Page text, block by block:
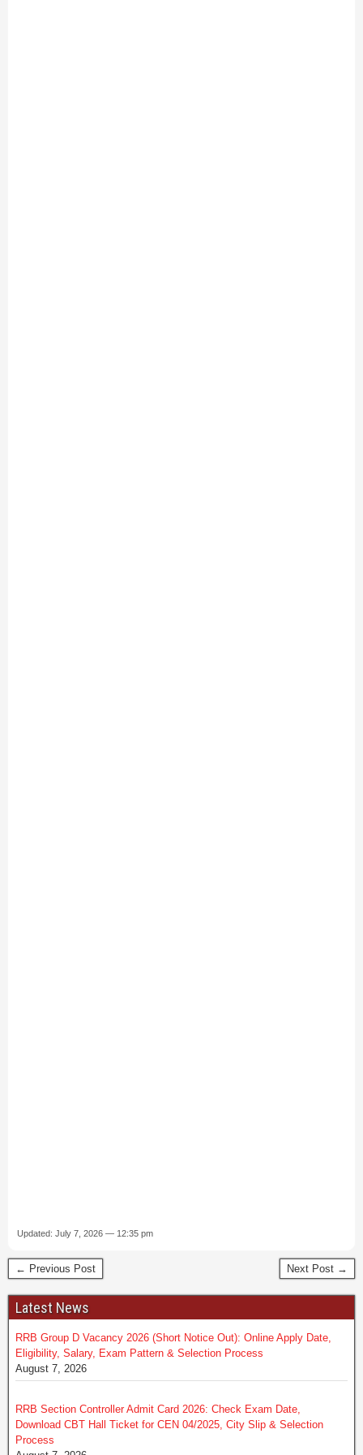
Updated: July 7, 2026 — 12:35 pm
← Previous Post Next Post →
Latest News
RRB Group D Vacancy 2026 (Short Notice Out): Online Apply Date,
Eligibility, Salary, Exam Pattern & Selection Process
August 7, 2026
RRB Section Controller Admit Card 2026: Check Exam Date,
Download CBT Hall Ticket for CEN 04/2025, City Slip & Selection
Process